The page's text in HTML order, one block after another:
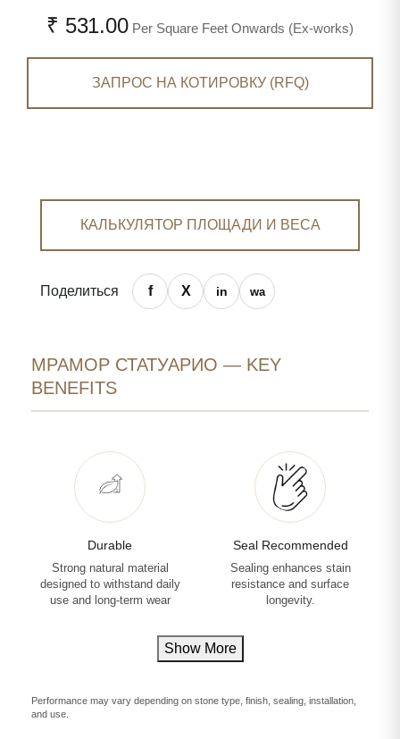
₹ 531.00 Per Square Feet Onwards (Ex-works)
ЗАПРОС НА КОТИРОВКУ (RFQ)
КАЛЬКУЛЯТОР ПЛОЩАДИ И ВЕСА
Поделиться
МРАМОР СТАТУАРИО — KEY
BENEFITS
Durable
Strong natural material
designed to withstand daily
use and long-term wear
Seal Recommended
Sealing enhances stain
resistance and surface
longevity.
Show More
Performance may vary depending on stone type, finish, sealing, installation,
and use.